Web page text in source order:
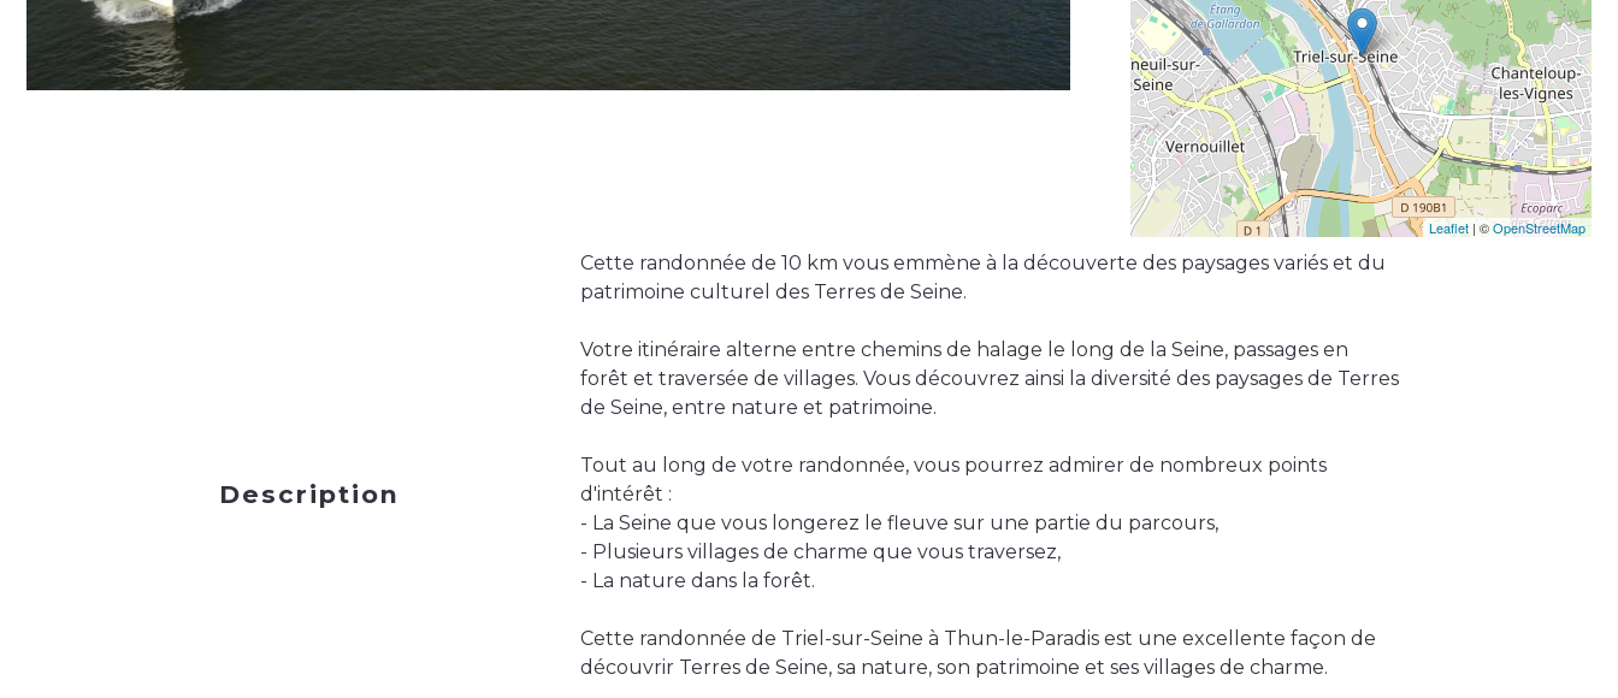
Leaflet| ©OpenStreetMap
Description
Cette randonnée de 10 km vous emmène à la découverte des paysages variés et du
patrimoine culturel des Terres de Seine.
Votre itinéraire alterne entre chemins de halage le long de la Seine, passages en
forêt et traversée de villages. Vous découvrez ainsi la diversité des paysages de Terres
de Seine, entre nature et patrimoine.
Tout au long de votre randonnée, vous pourrez admirer de nombreux points
d'intérêt :
- La Seine que vous longerez le fleuve sur une partie du parcours,
- Plusieurs villages de charme que vous traversez,
- La nature dans la forêt.
Cette randonnée de Triel-sur-Seine à Thun-le-Paradis est une excellente façon de
découvrir Terres de Seine, sa nature, son patrimoine et ses villages de charme.